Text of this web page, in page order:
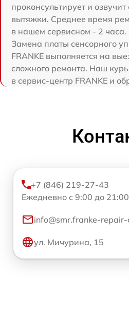
проконсультирует и озвучит
вытяжки. Среднее время
в нашем сервисном - 2 часа.
Замена платы сенсорного
FRANKE выполняется на
сложного ремонта. Наш
в сервис-центр FRANKE и
+7 (846) 219-27-43
Ежедневно с 9:00 до 21:00
info@smr.franke-repair-
ул. Мичурина, 15